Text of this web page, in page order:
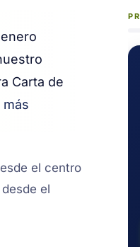
Carta de
más
el centro
el